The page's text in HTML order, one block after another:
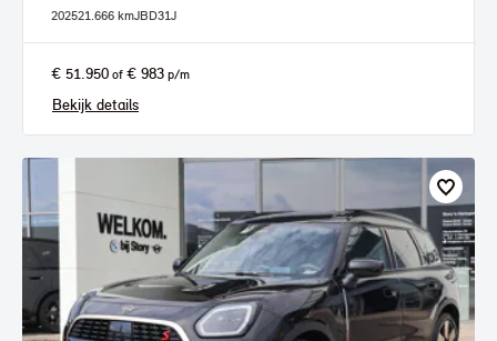
202521.666 kmJBD31J
€ 51.950 of € 983 p/m
Bekijk details